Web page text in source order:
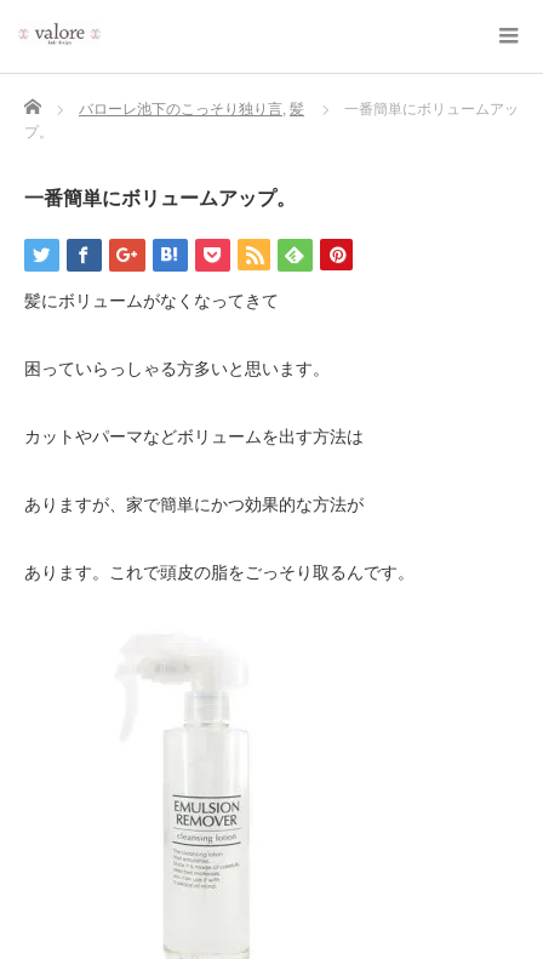
Home バローレ池下のこっそり独り言, 髪
一番簡単にボリュームアッ
プ。
一番簡単にボリュームアップ。
髪にボリュームがなくなってきて
困っていらっしゃる方多いと思います。
カットやパーマなどボリュームを出す方法は
ありますが、家で簡単にかつ効果的な方法が
あります。これで頭皮の脂をごっそり取るんです。